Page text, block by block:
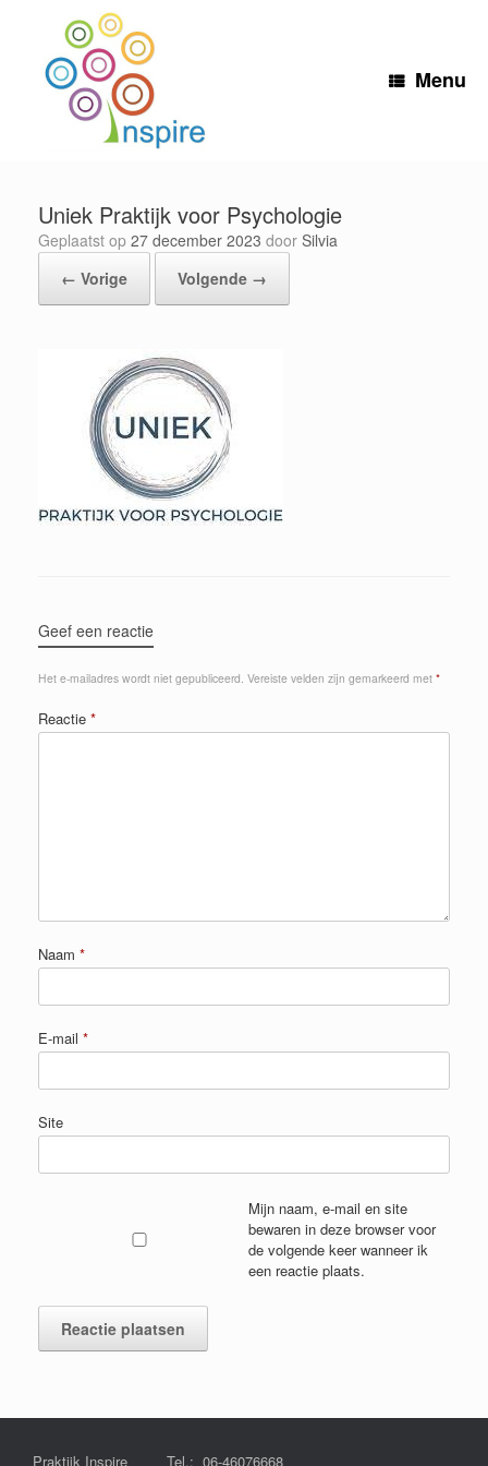
Menu
Uniek Praktijk voor Psychologie
Geplaatst op 27 december 2023 door Silvia
← Vorige
Volgende →
Geef een reactie
Het e-mailadres wordt niet gepubliceerd. Vereiste velden zijn gemarkeerd met *
Reactie *
Naam *
E-mail *
Site
Mijn naam, e-mail en site
bewaren in deze browser voor
de volgende keer wanneer ik
een reactie plaats.
Praktijk Inspire Tel.: 06-46076668